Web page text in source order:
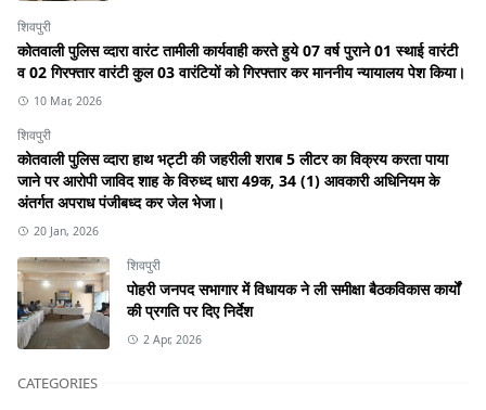
शिवपुरी
कोतवाली पुलिस व्दारा वारंट तामीली कार्यवाही करते हुये 07 वर्ष पुराने 01 स्थाई वारंटी
व 02 गिरफ्तार वारंटी कुल 03 वारंटियों को गिरफ्तार कर माननीय न्यायालय पेश किया।
10 Mar, 2026
शिवपुरी
कोतवाली पुलिस व्दारा हाथ भट्टी की जहरीली शराब 5 लीटर का विक्रय करता पाया
जाने पर आरोपी जाविद शाह के विरुध्द धारा 49क, 34 (1) आवकारी अधिनियम के
अंतर्गत अपराध पंजीबध्द कर जेल भेजा।
20 Jan, 2026
शिवपुरी
पोहरी जनपद सभागार में विधायक ने ली समीक्षा बैठकविकास कार्यों
की प्रगति पर दिए निर्देश
2 Apr, 2026
CATEGORIES